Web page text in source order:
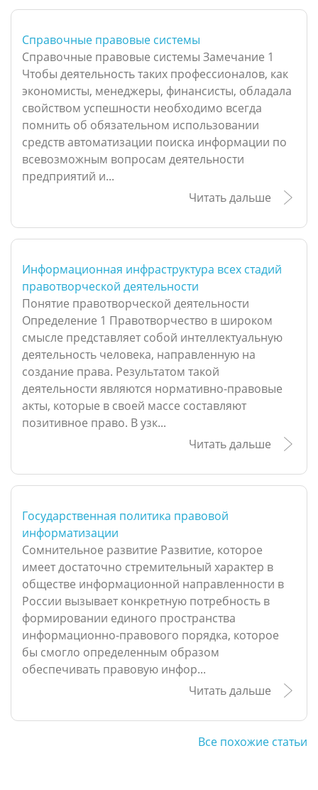
Справочные правовые системы
Справочные правовые системы Замечание 1
Чтобы деятельность таких профессионалов, как
экономисты, менеджеры, финансисты, обладала
свойством успешности необходимо всегда
помнить об обязательном использовании
средств автоматизации поиска информации по
всевозможным вопросам деятельности
предприятий и...
Читать дальше
Информационная инфраструктура всех стадий
правотворческой деятельности
Понятие правотворческой деятельности
Определение 1 Правотворчество в широком
смысле представляет собой интеллектуальную
деятельность человека, направленную на
создание права. Результатом такой
деятельности являются нормативно-правовые
акты, которые в своей массе составляют
позитивное право. В узк...
Читать дальше
Государственная политика правовой
информатизации
Сомнительное развитие Развитие, которое
имеет достаточно стремительный характер в
обществе информационной направленности в
России вызывает конкретную потребность в
формировании единого пространства
информационно-правового порядка, которое
бы смогло определенным образом
обеспечивать правовую инфор...
Читать дальше
Все похожие статьи